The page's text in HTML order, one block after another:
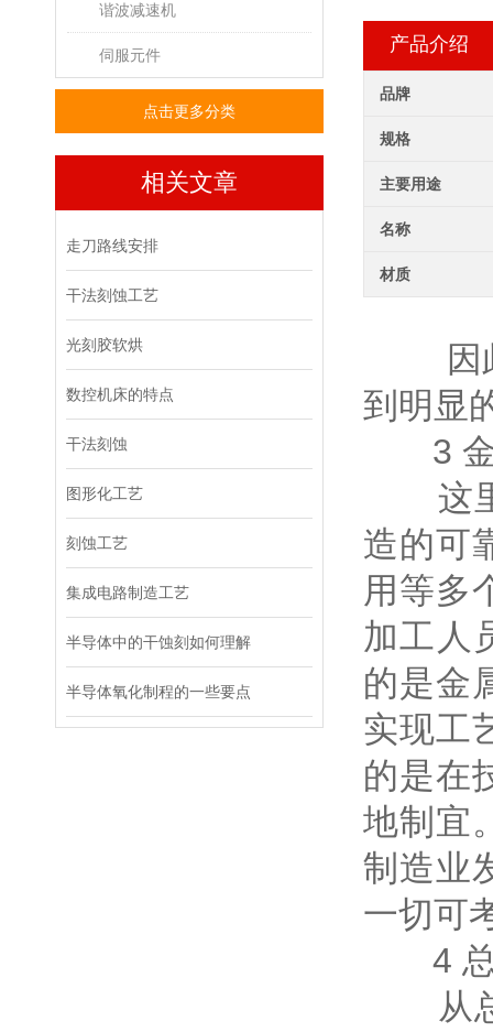
谐波减速机
伺服元件
点击更多分类
相关文章
走刀路线安排
干法刻蚀工艺
光刻胶软烘
数控机床的特点
干法刻蚀
图形化工艺
刻蚀工艺
集成电路制造工艺
半导体中的干蚀刻如何理解
半导体氧化制程的一些要点
产品介绍
品牌
规格
主要用途
名称
材质
因此
到明显
3 金
这里
造的可
用等多
加工人
的是金
实现工
的是在
地制宜
制造业
一切可
4 总
从总